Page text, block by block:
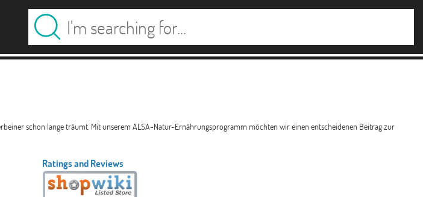
schon lange träumt. Mit unserem ALSA-Natur-Ernährungsprogramm möchten wir einen entscheidenen Beitrag zur
Ratings and Reviews